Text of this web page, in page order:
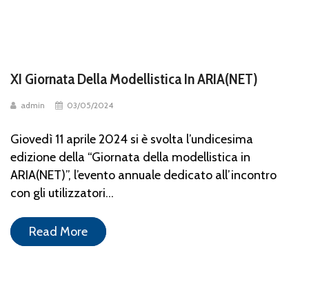
XI Giornata Della Modellistica In ARIA(NET)
admin 03/05/2024
Giovedì 11 aprile 2024 si è svolta l’undicesima
edizione della “Giornata della modellistica in
ARIA(NET)”, l’evento annuale dedicato all’incontro
con gli utilizzatori...
Read More